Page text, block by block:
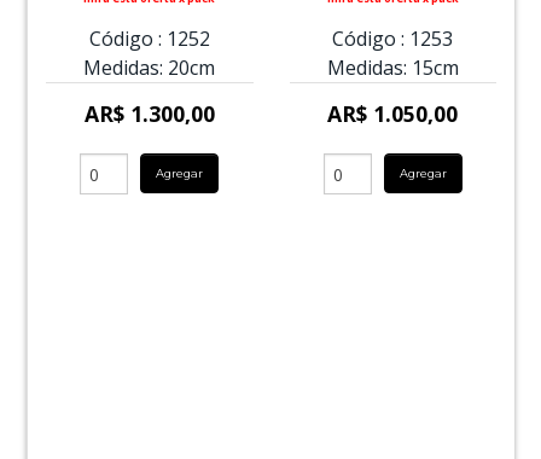
Código : 1252
Medidas: 20cm
AR$ 1.300,00
Agregar
Código : 1253
Medidas: 15cm
AR$ 1.050,00
Agregar